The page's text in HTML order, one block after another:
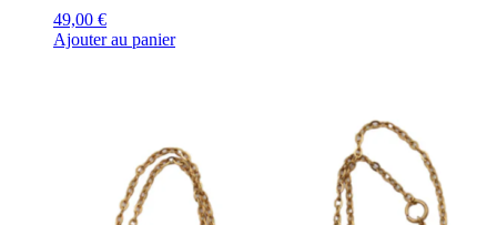
49,00 €
Ajouter au panier